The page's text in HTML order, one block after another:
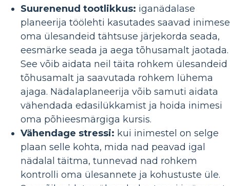
Suurenenud tootlikkus: iganädalase
planeerija töölehti kasutades saavad
oma ülesandeid tähtsuse järjekorda seada,
eesmärke seada ja aega tõhusamalt jaotada.
See võib aidata neil täita rohkem ülesandeid
tõhusamalt ja saavutada rohkem lühema
ajaga. Nädalaplaneerija võib samuti aidata
vähendada edasilükkamist ja hoida inimesi
oma põhieesmärgiga kursis.
Vähendage stressi: kui inimestel on selge
plaan selle kohta, mida nad peavad igal
nädalal täitma, tunnevad nad rohkem
kontrolli oma ülesannete ja kohustuste üle.